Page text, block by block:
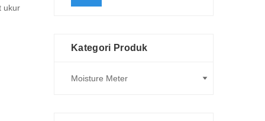
ukur
Kategori Produk